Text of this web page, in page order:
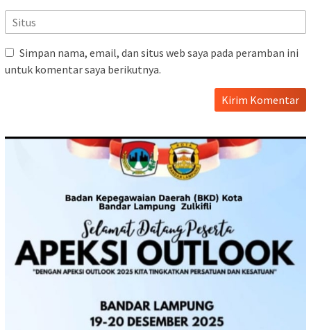
Simpan nama, email, dan situs web saya pada peramban ini
untuk komentar saya berikutnya.